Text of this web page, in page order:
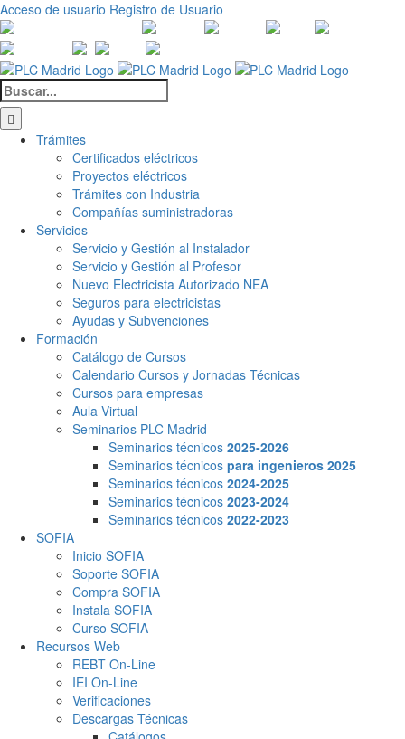
Saltar
al
contenido
Acceso de usuario Registro de Usuario
Canales
de
WhatsApp
Linkedin Youtube Tiktok Facebook
X
Twitch Contacto
Buscar:
Trámites
Certificados eléctricos
Proyectos eléctricos
Trámites con Industria
Compañías suministradoras
Servicios
Servicio y Gestión al Instalador
Servicio y Gestión al Profesor
Nuevo Electricista Autorizado NEA
Seguros para electricistas
Ayudas y Subvenciones
Formación
Catálogo de Cursos
Calendario Cursos y Jornadas Técnicas
Cursos para empresas
Aula Virtual
Seminarios PLC Madrid
Seminarios técnicos 2025-2026
Seminarios técnicos para ingenieros 2025
Seminarios técnicos 2024-2025
Seminarios técnicos 2023-2024
Seminarios técnicos 2022-2023
SOFIA
Inicio SOFIA
Soporte SOFIA
Compra SOFIA
Instala SOFIA
Curso SOFIA
Recursos Web
REBT On-Line
IEI On-Line
Verificaciones
Descargas Técnicas